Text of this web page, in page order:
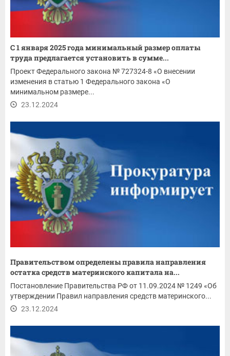
С 1 января 2025 года минимальный размер оплаты
труда предлагается установить в сумме...
Проект Федерального закона № 727324-8 «О внесении
изменения в статью 1 Федерального закона «О
минимальном размере...
23.12.2024
Правительством определены правила направления
остатка средств материнского капитала на...
Постановление Правительства РФ от 11.09.2024 № 1249 «Об
утверждении Правил направления средств материнского...
23.12.2024